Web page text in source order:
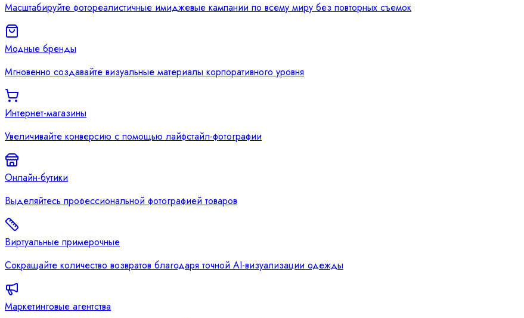
Масштабируйте фотореалистичные имиджевые кампании по всему миру без повторных съемок
Модные бренды
Мгновенно создавайте визуальные материалы корпоративного уровня
Интернет-магазины
Увеличивайте конверсию с помощью лайфстайл-фотографии
Онлайн-бутики
Выделяйтесь профессиональной фотографией товаров
Виртуальные примерочные
Сокращайте количество возвратов благодаря точной AI-визуализации одежды
Маркетинговые агентства